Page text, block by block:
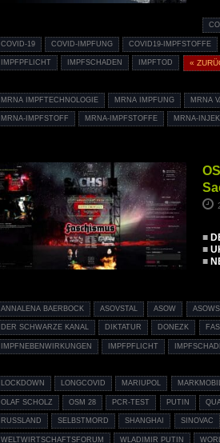
COVID-19 COVID-IMPFUNG COVID19-IMPFSTOFFE
IMPFPFLICHT IMPFSCHADEN IMPFTOD «
MRNA IMPFTECHNOLOGIE MRNA IMPFUNG MRNA
MRNA-IMPFSTOFF MRNA-IMPFSTOFFE MRNA-
■
■
■
ANNALENA BAERBOCK ASOVSTAL ASOW
DER SCHWARZE KANAL DIKTATUR DONEZK
IMPFNEBENWIRKUNGEN IMPFPFLICHT
LOCKDOWN LONGCOVID MARIUPOL
OLAF SCHOLZ OSM 28 PCR-TEST PUTIN
RUSSLAND SELBSTMORD SHANGHAI SINOVAC
WELTWIRTSCHAFTSFORUM WLADIMIR PUTIN